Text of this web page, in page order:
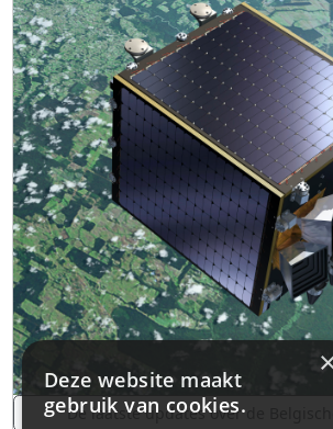
De laatste updates over de
Deze website maakt
gebruik van cookies.